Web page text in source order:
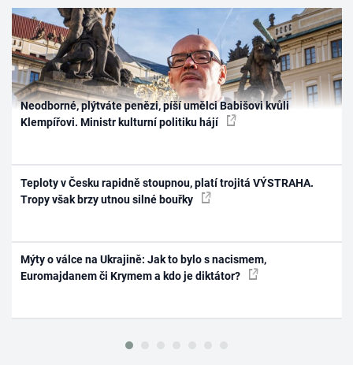
Neodborné, plýtváte penězi, píší umělci Babišovi kvůli
Klempířovi. Ministr kulturní politiku hájí
Teploty v Česku rapidně stoupnou, platí trojitá VÝSTRAHA.
Tropy však brzy utnou silné bouřky
Mýty o válce na Ukrajině: Jak to bylo s nacismem,
Euromajdanem či Krymem a kdo je diktátor?